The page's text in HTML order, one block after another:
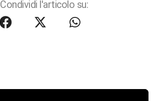
Condividi l'articolo su: